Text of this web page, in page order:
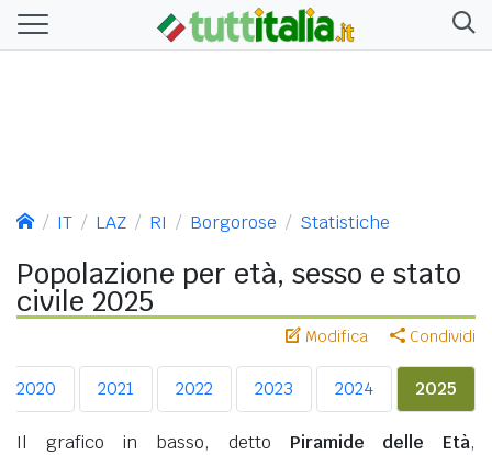
IT LAZ RI Borgorose Statistiche
Popolazione per età, sesso e stato
civile 2025
Modifica Condividi
2020 2021 2022 2023 2024 2025
Il grafico in basso, detto Piramide delle Età,